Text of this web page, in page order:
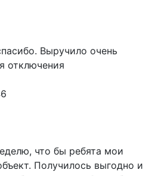
Выручило очень
отключения
что бы ребята мои
Получилось выгодно и